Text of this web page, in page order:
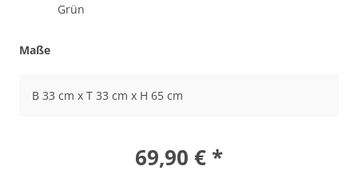
Grün
Maße
B 33 cm x T 33 cm x H 65 cm
69,90 € *